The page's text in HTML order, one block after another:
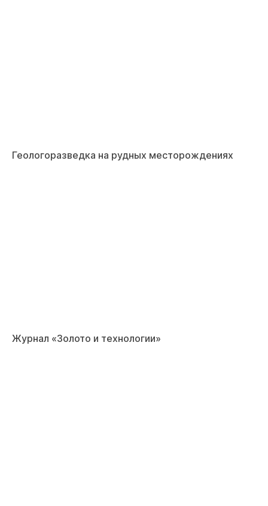
Геологоразведка на рудных месторождениях
Журнал «Золото и технологии»